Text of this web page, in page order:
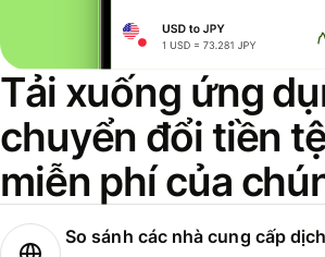
Tải xuống ứng
chuyển đổi tiền
miễn phí của
So sánh các nhà cung cấp